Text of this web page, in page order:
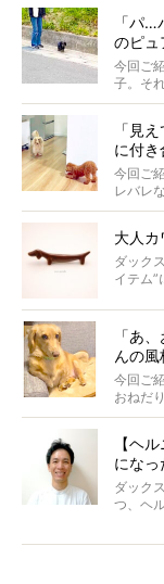
ケメン
からプ
してく
「パ
のピュ
今回ご
子。そ
戸惑っ
「見
に付き
今回ご
レバレ
と違う
大人カ
ダック
イテム
ムをご
「あ
んの風
今回ご
おねだ
今にも
【ヘ
になっ
ダック
つ、ヘ
特集『
病院の